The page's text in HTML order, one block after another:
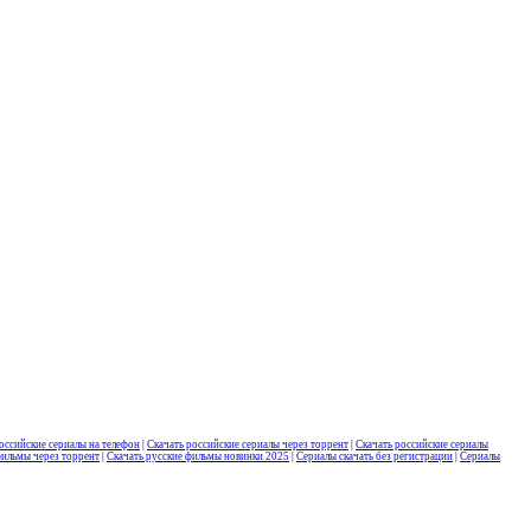
сериалы на телефон Скачать российские сериалы через торрент Скачать российские сериалы
через торрент Скачать русские фильмы новинки 2025 Сериалы скачать без регистрации Сериалы